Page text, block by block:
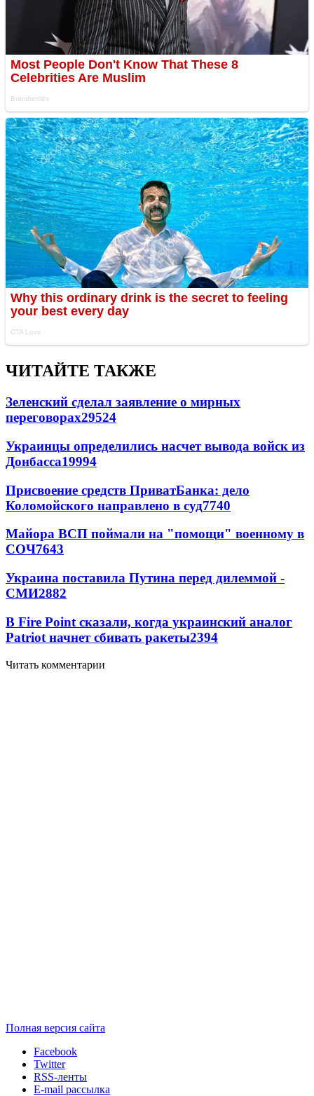
ЧИТАЙТЕ ТАКЖЕ
Зеленский сделал заявление о мирных
переговорах29524
Украинцы определились насчет вывода войск из
Донбасса19994
Присвоение средств ПриватБанка: дело
Коломойского направлено в суд7740
Майора ВСП поймали на "помощи" военному в
СОЧ7643
Украина поставила Путина перед дилеммой -
СМИ2882
В Fire Point сказали, когда украинский аналог
Patriot начнет сбивать ракеты2394
Читать комментарии
Полная версия сайта
Facebook
Twitter
RSS-ленты
E-mail рассылка